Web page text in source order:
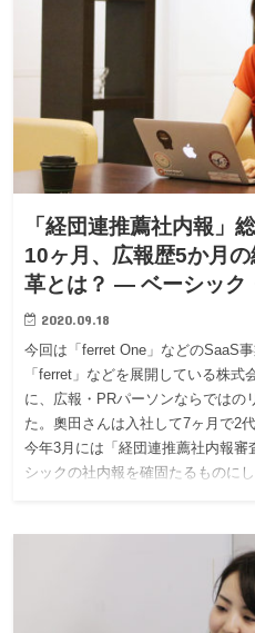
「経団連推薦社内報」
10ヶ月、広報歴5か月
革とは？ — ベーシック
2020.09.18
今回は「ferret One」などのSaaS
「ferret」などを展開している株
に、広報・PRパーソンならではの
た。奧田さんは入社して7ヶ月で2
今年3月には「経団連推薦社内報
シックの社内報を確固たるものに